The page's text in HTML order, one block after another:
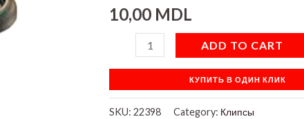
10,00 MDL
ADD TO CART
КУПИТЬ В ОДИН КЛИК
SKU:22398 Category: Клипсы